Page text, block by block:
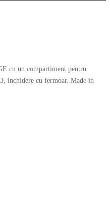
cu un compartiment pentru
inchidere cu fermoar. Made in